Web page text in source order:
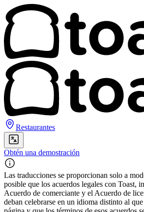
Restaurantes
Obtén una demostración
Las traducciones se proporcionan solo a
posible que los acuerdos legales con Toast,
Acuerdo de comerciante y el Acuerdo de
deban celebrarse en un idioma distinto al